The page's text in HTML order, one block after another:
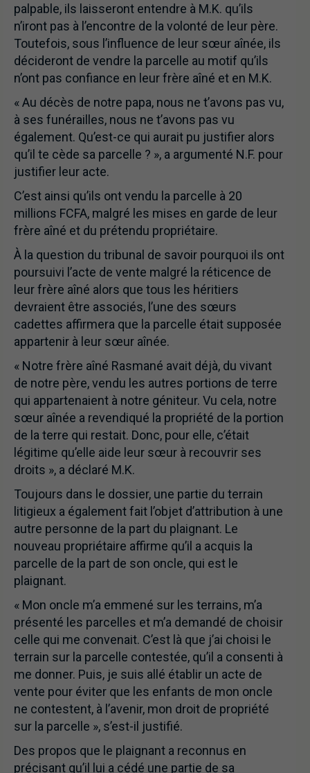
palpable, ils laisseront entendre à M.K. qu’ils
n’iront pas à l’encontre de la volonté de leur père.
Toutefois, sous l’influence de leur sœur aînée, ils
décideront de vendre la parcelle au motif qu’ils
n’ont pas confiance en leur frère aîné et en M.K.
« Au décès de notre papa, nous ne t’avons pas vu,
à ses funérailles, nous ne t’avons pas vu
également. Qu’est-ce qui aurait pu justifier alors
qu’il te cède sa parcelle ? », a argumenté N.F. pour
justifier leur acte.
C’est ainsi qu’ils ont vendu la parcelle à 20
millions FCFA, malgré les mises en garde de leur
frère aîné et du prétendu propriétaire.
À la question du tribunal de savoir pourquoi ils ont
poursuivi l’acte de vente malgré la réticence de
leur frère aîné alors que tous les héritiers
devraient être associés, l’une des sœurs
cadettes affirmera que la parcelle était supposée
appartenir à leur sœur aînée.
« Notre frère aîné Rasmané avait déjà, du vivant
de notre père, vendu les autres portions de terre
qui appartenaient à notre géniteur. Vu cela, notre
sœur aînée a revendiqué la propriété de la portion
de la terre qui restait. Donc, pour elle, c’était
légitime qu’elle aide leur sœur à recouvrir ses
droits », a déclaré M.K.
Toujours dans le dossier, une partie du terrain
litigieux a également fait l’objet d’attribution à une
autre personne de la part du plaignant. Le
nouveau propriétaire affirme qu’il a acquis la
parcelle de la part de son oncle, qui est le
plaignant.
« Mon oncle m’a emmené sur les terrains, m’a
présenté les parcelles et m’a demandé de choisir
celle qui me convenait. C’est là que j’ai choisi le
terrain sur la parcelle contestée, qu’il a consenti à
me donner. Puis, je suis allé établir un acte de
vente pour éviter que les enfants de mon oncle
ne contestent, à l’avenir, mon droit de propriété
sur la parcelle », s’est-il justifié.
Des propos que le plaignant a reconnus en
précisant qu’il lui a cédé une partie de sa